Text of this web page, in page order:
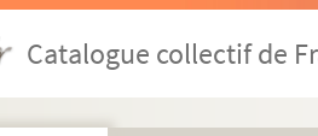
Catalogue collectif de